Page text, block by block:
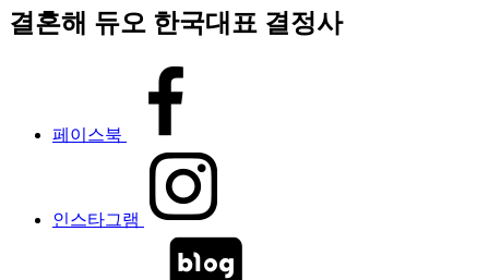
결혼해 듀오 한국대표 결정사
페이스북
인스타그램